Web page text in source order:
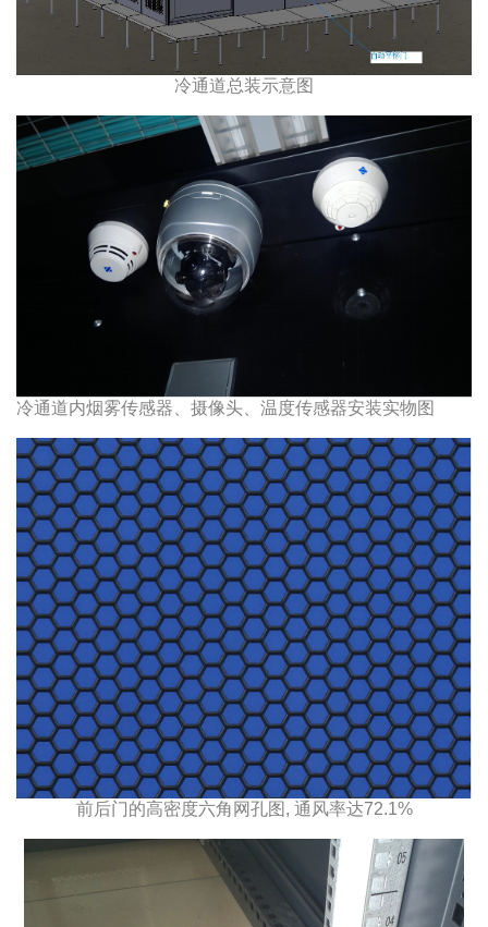
冷通道总装示意图
冷通道内烟雾传感器、摄像头、温度传感器安装实物图
前后门的高密度六角网孔图, 通风率达72.1%